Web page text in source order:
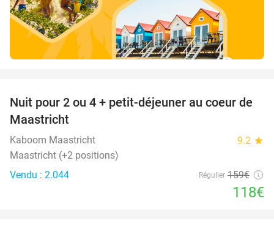
26%
Nuit pour 2 ou 4 + petit-déjeuner au coeur de
Maastricht
Kaboom Maastricht 9.2 star
Maastricht (+2 positions)
Vendu : 2.044
Régulier 159€
118€